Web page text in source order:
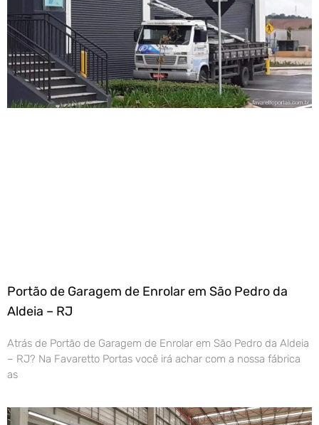
Portão de Garagem de Enrolar em São Pedro da
Aldeia – RJ
Atrás de Portão de Garagem de Enrolar em São Pedro da Aldeia
– RJ? Na Favaretto Portas você irá achar com a nossa fábrica
as